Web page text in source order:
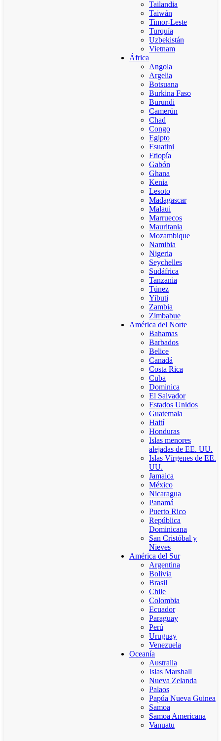
Tailandia
Taiwán
Timor-Leste
Turquía
Uzbekistán
Vietnam
África
Angola
Argelia
Botsuana
Burkina Faso
Burundi
Camerún
Chad
Congo
Egipto
Esuatini
Etiopía
Gabón
Ghana
Kenia
Lesoto
Madagascar
Malaui
Marruecos
Mauritania
Mozambique
Namibia
Nigeria
Seychelles
Sudáfrica
Tanzania
Túnez
Yibuti
Zambia
Zimbabue
América del Norte
Bahamas
Barbados
Belice
Canadá
Costa Rica
Cuba
Dominica
El Salvador
Estados Unidos
Guatemala
Haití
Honduras
Islas menores
alejadas de EE. UU.
Islas Vírgenes de EE.
UU.
Jamaica
México
Nicaragua
Panamá
Puerto Rico
República
Dominicana
San Cristóbal y
Nieves
América del Sur
Argentina
Bolivia
Brasil
Chile
Colombia
Ecuador
Paraguay
Perú
Uruguay
Venezuela
Oceanía
Australia
Islas Marshall
Nueva Zelanda
Palaos
Papúa Nueva Guinea
Samoa
Samoa Americana
Vanuatu